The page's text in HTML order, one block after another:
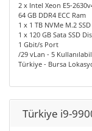
2 x Intel Xeon E5-
64 GB DDR4 ECC Ram
1 x 1 TB NVMe M.2
1 x 120 GB Sata SSD
1 Gbit/s Port
/29 vLan - 5
Türkiye - Bursa
Türkiye i9-